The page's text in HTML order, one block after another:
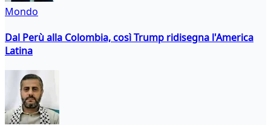
Mondo
Dal Perù alla Colombia, così Trump ridisegna l'America
Latina